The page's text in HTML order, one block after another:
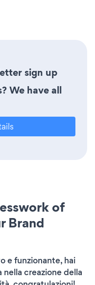
sign up
We have all
of
Brand
e funzionante, hai
creazione della